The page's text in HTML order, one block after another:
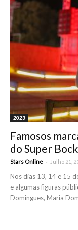
2023
Famosos
do Super
Stars Online - Julho 21,
Nos dias 13, 14 e 15
e algumas figuras
Domingues, Maria